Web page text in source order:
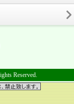
Reserved.